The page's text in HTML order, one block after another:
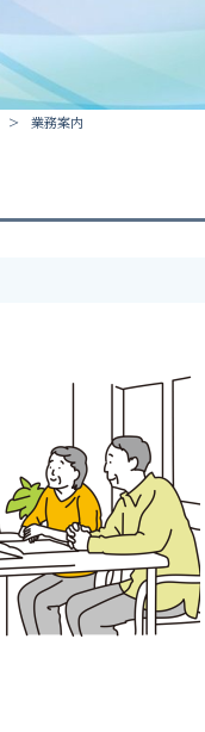
> 業務案内